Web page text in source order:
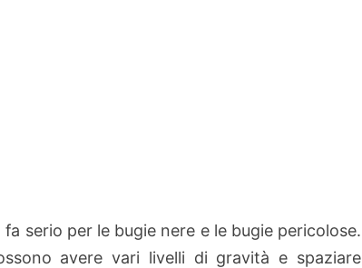
serio per le bugie nere e le bugie pericolose.
avere vari livelli di gravità e spaziare